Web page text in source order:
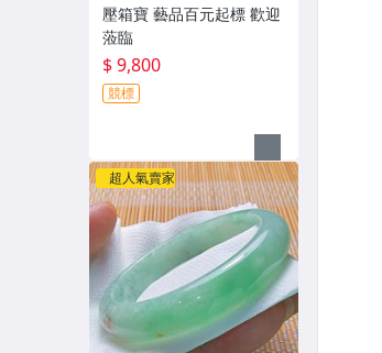
壓箱寶 藝品百元起標 歡迎
蒞臨
$ 9,800
競標
超人氣賣家